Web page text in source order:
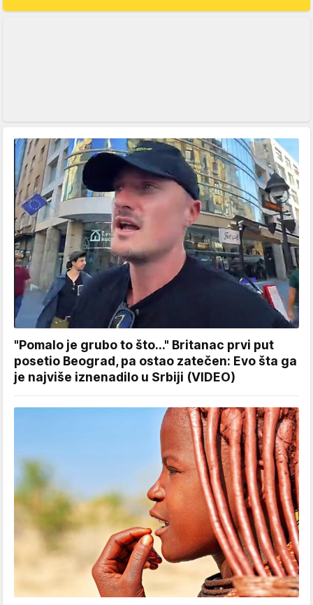
"Pomalo je grubo to što..." Britanac prvi put
posetio Beograd, pa ostao zatečen: Evo šta ga
je najviše iznenadilo u Srbiji (VIDEO)